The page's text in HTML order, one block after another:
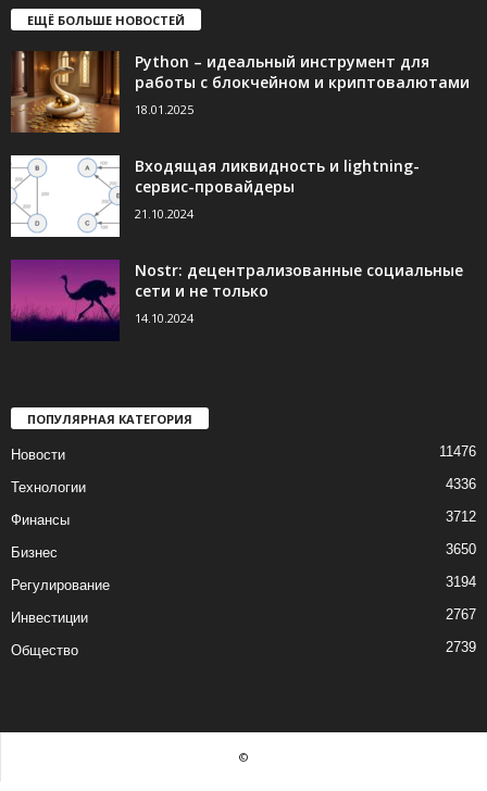
ЕЩЁ БОЛЬШЕ НОВОСТЕЙ
Python – идеальный инструмент для
работы с блокчейном и криптовалютами
18.01.2025
Входящая ликвидность и lightning-
сервис-провайдеры
21.10.2024
Nostr: децентрализованные социальные
сети и не только
14.10.2024
ПОПУЛЯРНАЯ КАТЕГОРИЯ
Новости 11476
Технологии 4336
Финансы 3712
Бизнес 3650
Регулирование 3194
Инвестиции 2767
Общество 2739
©